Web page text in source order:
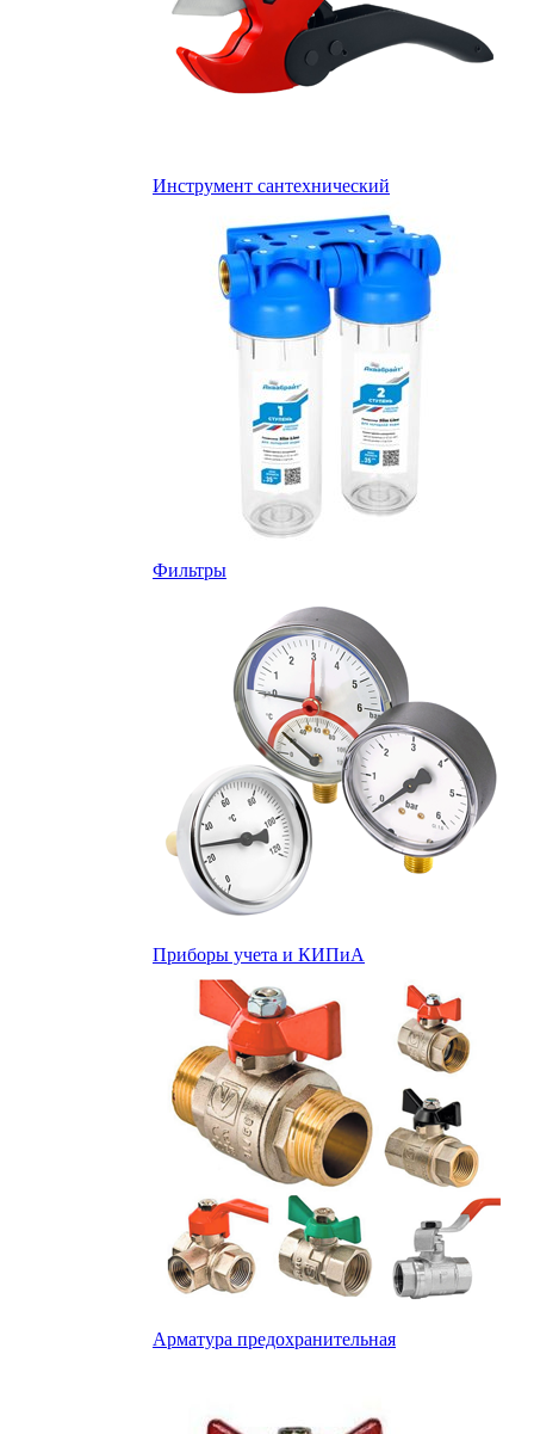
Инструмент сантехнический
Фильтры
Приборы учета и КИПиА
Арматура предохранительная